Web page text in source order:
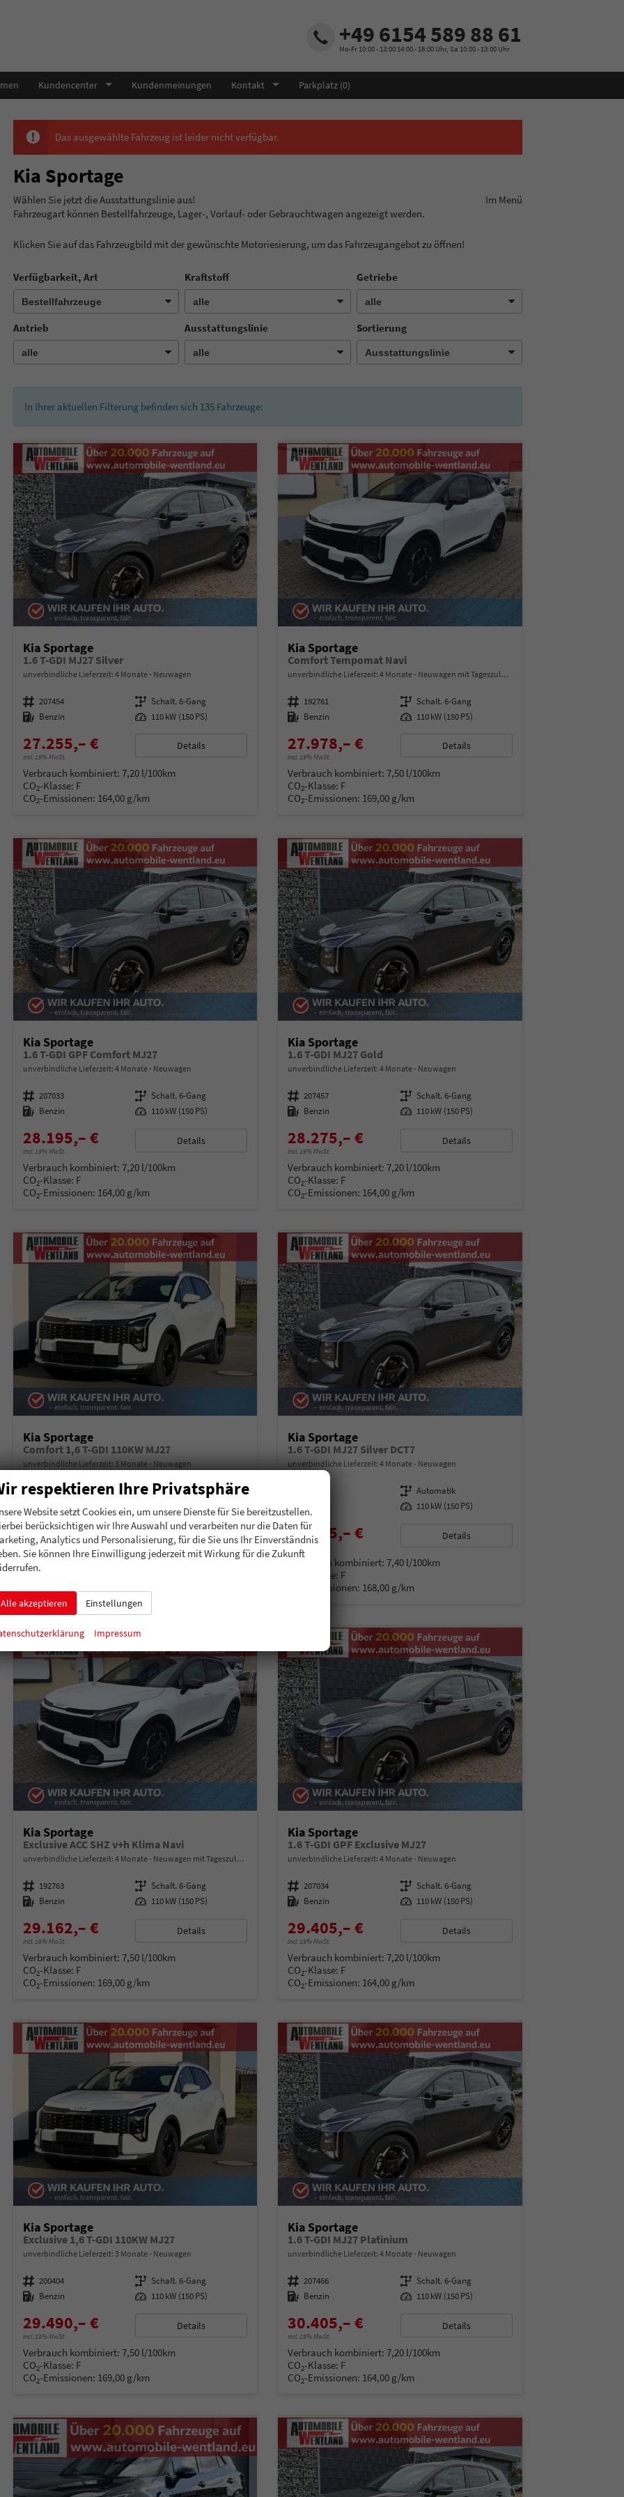
+49 6154 589 88 61
Mo-Fr 10:00 - 13:00 14:00 - 18:00 Uhr, Sa 10:00 - 13:00 Uhr
Kundencenter Kundenmeinungen Kontakt Parkplatz (0)
Das ausgewählte Fahrzeug ist leider nicht verfügbar.
Kia Sportage
Wählen Sie jetzt die Ausstattungslinie aus! Im Menü
Fahrzeugart können Bestellfahrzeuge, Lager-, Vorlauf- oder Gebrauchtwagen angezeigt werden.
Klicken Sie auf das Fahrzeugbild mit der gewünschte Motoriesierung, um das Fahrzeugangebot zu öffnen!
Verfügbarkeit, Art Kraftstoff Getriebe
Antrieb Ausstattungslinie Sortierung
In Ihrer aktuellen Filterung befinden sich 135Fahrzeuge:
Kia Sportage
1.6 T-GDI MJ27 Silver
unverbindliche Lieferzeit: 4 Monate Neuwagen
Fahrzeugnummer 207454 Getriebe Schalt. 6-Gang
Kraftstoff Benzin Leistung 110 kW (150 PS)
27.255,– €
incl. 19% MwSt.
Details
Verbrauch kombiniert: 7,20 l/100km
CO2-Klasse: F
CO2-Emissionen: 164,00 g/km
Kia Sportage
Comfort Tempomat Navi
unverbindliche Lieferzeit:4 Monate Neuwagen mit Tageszulassung
Fahrzeugnummer 192761 Getriebe Schalt. 6-Gang
Kraftstoff Benzin Leistung 110 kW (150 PS)
27.978,– €
incl. 19% MwSt.
Details
Verbrauch kombiniert:7,50 l/100km
CO2-Klasse: F
CO2-Emissionen: 169,00 g/km
Kia Sportage
1.6 T-GDI GPF Comfort MJ27
unverbindliche Lieferzeit: 4 Monate Neuwagen
Fahrzeugnummer 207033 Getriebe Schalt. 6-Gang
Kraftstoff Benzin Leistung 110 kW (150 PS)
28.195,– €
incl. 19% MwSt.
Details
Verbrauch kombiniert: 7,20 l/100km
CO2-Klasse: F
CO2-Emissionen: 164,00 g/km
Kia Sportage
1.6 T-GDI MJ27 Gold
unverbindliche Lieferzeit:4 Monate Neuwagen
Fahrzeugnummer 207457 Getriebe Schalt. 6-Gang
Kraftstoff Benzin Leistung 110 kW (150 PS)
28.275,– €
incl. 19% MwSt.
Details
Verbrauch kombiniert:7,20 l/100km
CO2-Klasse: F
CO2-Emissionen: 164,00 g/km
Kia Sportage
Comfort 1,6 T-GDI 110KW MJ27
unverbindliche Lieferzeit: 3 Monate Neuwagen
Fahrzeugnummer 200403 Getriebe Schalt. 6-Gang
Kraftstoff Benzin 110 kW (150 PS)
28.340,– €
incl. 19% MwSt.
Details
Verbrauch kombiniert:
7,50 l/100km
CO -Klasse:
2
Kia Sportage
1.6 T-GDI MJ27 Silver DCT7
unverbindliche Lieferzeit:4 Monate Neuwagen
Getriebe Automatik
Kraftstoff
Leistung 110 kW (150 PS)
29.085,– € Details
Verbrauch kombiniert:7,40 l/100km
-Klasse: F
-Emissionen: 168,00 g/km
Kia Sportage
Exclusive ACC SHZ v+h Klima Navi
unverbindliche Lieferzeit: 4 Monate Neuwagen mit Tageszulassung
Fahrzeugnummer 192763 Getriebe Schalt. 6-Gang
Kraftstoff Benzin Leistung 110 kW (150 PS)
29.162,– €
incl. 19% MwSt.
Details
Verbrauch kombiniert: 7,50 l/100km
CO2-Klasse: F
CO2-Emissionen: 169,00 g/km
Kia Sportage
1.6 T-GDI GPF Exclusive MJ27
unverbindliche Lieferzeit:4 Monate Neuwagen
Fahrzeugnummer 207034 Getriebe Schalt. 6-Gang
Kraftstoff Benzin Leistung 110 kW (150 PS)
29.405,– €
incl. 19% MwSt.
Details
Verbrauch kombiniert:7,20 l/100km
CO2-Klasse: F
CO2-Emissionen: 164,00 g/km
Kia Sportage
Exclusive 1,6 T-GDI 110KW MJ27
unverbindliche Lieferzeit: 3 Monate Neuwagen
Fahrzeugnummer 200404 Getriebe Schalt. 6-Gang
Kraftstoff Benzin Leistung 110 kW (150 PS)
29.490,– €
incl. 19% MwSt.
Details
Verbrauch kombiniert: 7,50 l/100km
CO2-Klasse: F
CO2-Emissionen: 169,00 g/km
Kia Sportage
1.6 T-GDI MJ27 Platinium
unverbindliche Lieferzeit:4 Monate Neuwagen
Fahrzeugnummer 207466 Getriebe Schalt. 6-Gang
Kraftstoff Benzin Leistung 110 kW (150 PS)
30.405,– €
incl. 19% MwSt.
Details
Verbrauch kombiniert:7,20 l/100km
CO2-Klasse: F
CO2-Emissionen: 164,00 g/km
respektieren Ihre Privatsphäre
Website setzt Cookies ein, um unsere Dienste für Sie bereitzustellen.
berücksichtigen wir Ihre Auswahl und verarbeiten nur die Daten für
Analytics und Personalisierung, für die Sie uns Ihr Einverständnis
Sie können Ihre Einwilligung jederzeit mit Wirkung für die Zukunft
Alle akzeptieren Einstellungen
Impressum